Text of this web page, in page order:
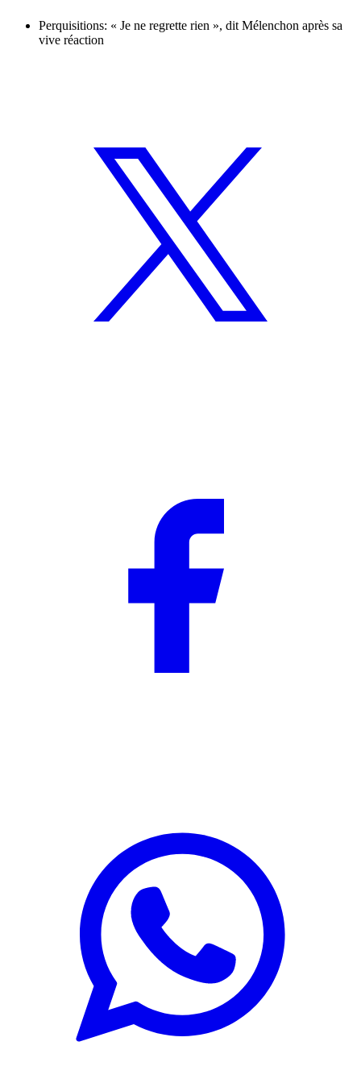
Perquisitions: « Je ne regrette rien », dit Mélenchon après sa
vive réaction